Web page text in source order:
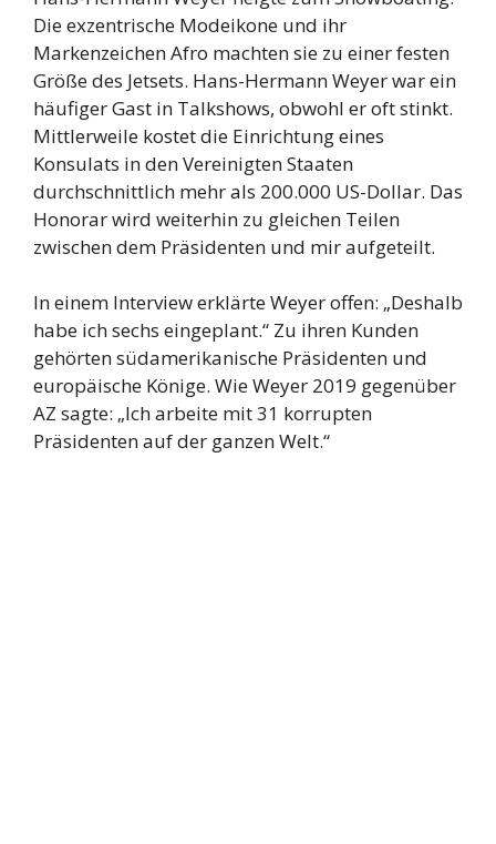
Die exzentrische Modeikone und ihr
Markenzeichen Afro machten sie zu einer festen
Größe des Jetsets. Hans-Hermann Weyer war ein
häufiger Gast in Talkshows, obwohl er oft stinkt.
Mittlerweile kostet die Einrichtung eines
Konsulats in den Vereinigten Staaten
durchschnittlich mehr als 200.000 US-Dollar. Das
Honorar wird weiterhin zu gleichen Teilen
zwischen dem Präsidenten und mir aufgeteilt.
In einem Interview erklärte Weyer offen: „Deshalb
habe ich sechs eingeplant.“ Zu ihren Kunden
gehörten südamerikanische Präsidenten und
europäische Könige. Wie Weyer 2019 gegenüber
AZ sagte: „Ich arbeite mit 31 korrupten
Präsidenten auf der ganzen Welt.“